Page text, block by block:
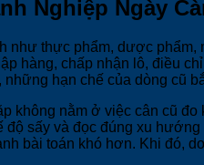
Nghiệp Ngày
như thực phẩm, dược phẩm,
hàng, chấp nhận lô, điều
hạn chế của dòng cũ
không nằm ở việc cân cũ
độ sấy và đọc đúng xu
bài toán khó hơn. Khi đó,